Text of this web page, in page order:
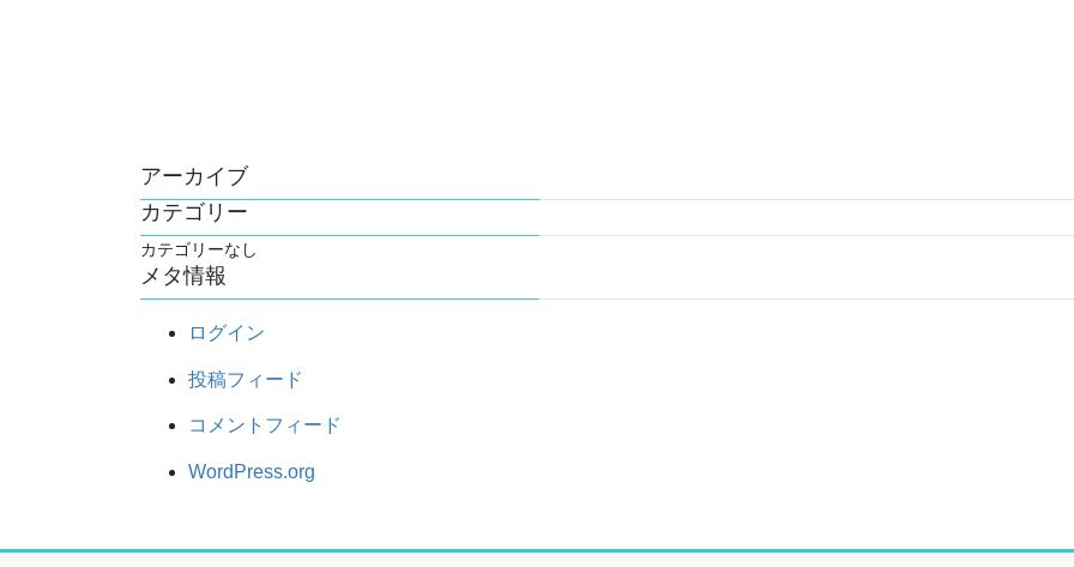
アーカイブ
カテゴリー
カテゴリーなし
メタ情報
ログイン
投稿フィード
コメントフィード
WordPress.org